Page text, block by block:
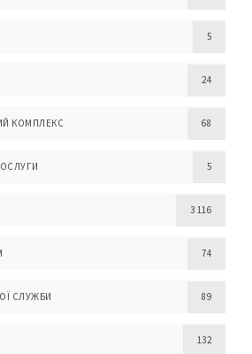
5
24
КОМПЛЕКС 68
5
3 116
74
СЛУЖБИ 89
132